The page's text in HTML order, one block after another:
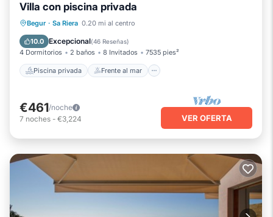
Villa con piscina privada
Begur · Sa Riera 0.20 mi al centro
10.0 Excepcional(46 Reseñas)
4 Dormitorios 2 baños 8 Invitados 7535 pies²
Piscina privada Frente al mar
Piscina privada
Frente al mar
Chimenea/Calefacción
€461/noche
7 noches - €3,224 VER OFERTA